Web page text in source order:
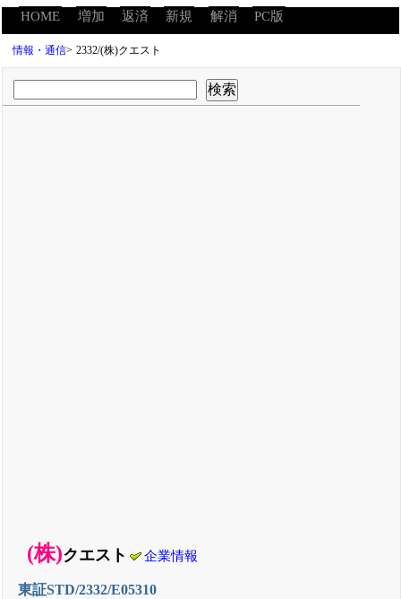
HOME 増加 返済 新規 解消 PC版
情報・通信> 2332/(株)クエスト
(株)クエスト 企業情報
東証STD/2332/E05310